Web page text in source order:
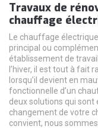
Travaux de
chauffage
Le chauffage
principal ou
établissement de
l’hiver, il est tout à fait
lorsqu’il devient en
fonctionnelle d’un
deux solutions qui sont
changement de votre
convient, nous